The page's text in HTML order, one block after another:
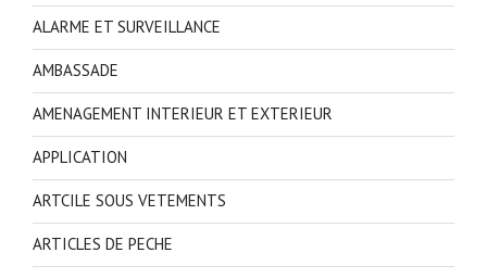
ALARME ET SURVEILLANCE
AMBASSADE
AMENAGEMENT INTERIEUR ET EXTERIEUR
APPLICATION
ARTCILE SOUS VETEMENTS
ARTICLES DE PECHE